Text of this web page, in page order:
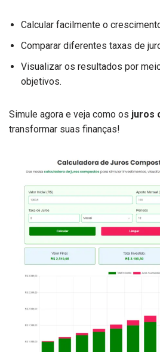
Calcular facilmente o
Comparar diferentes taxas de
Visualizar os resultados por
objetivos.
Simule agora e veja como os juros
transformar suas finanças!